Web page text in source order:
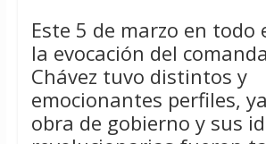
Este 5 de marzo en todo
la evocación del
Chávez tuvo distintos y
emocionantes perfiles,
obra de gobierno y sus